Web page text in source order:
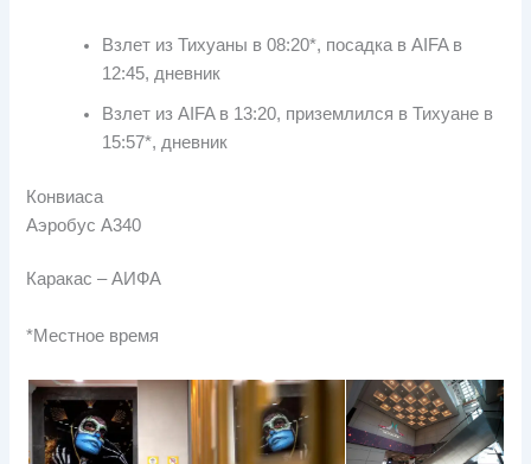
Взлет из Тихуаны в 08:20*, посадка в AIFA в
12:45, дневник
Взлет из AIFA в 13:20, приземлился в Тихуане в
15:57*, дневник
Конвиаса
Аэробус А340
Каракас – АИФА
*Местное время